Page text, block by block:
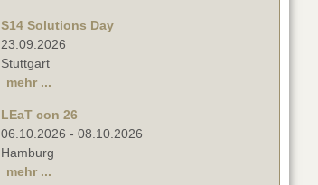
S14 Solutions Day
23.09.2026
Stuttgart
mehr ...
LEaT con 26
06.10.2026 - 08.10.2026
Hamburg
mehr ...